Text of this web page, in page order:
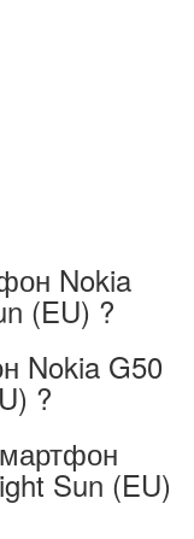
Nokia
(EU) ?
Nokia G50
?
Sun (EU)